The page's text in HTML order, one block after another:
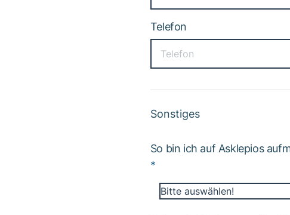
Telefon
Sonstiges
So bin ich auf Asklepios
*
Bitte auswählen!